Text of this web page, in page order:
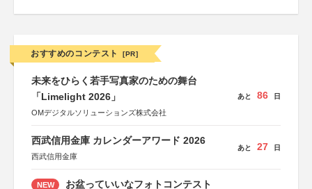
おすすめのコンテスト [PR]
未来をひらく若手写真家のための舞台
「Limelight 2026」
OMデジタルソリューションズ株式会社
あと 86 日
西武信用金庫 カレンダーアワード 2026
西武信用金庫
あと 27 日
NEW
お盆っていいなフォトコンテスト